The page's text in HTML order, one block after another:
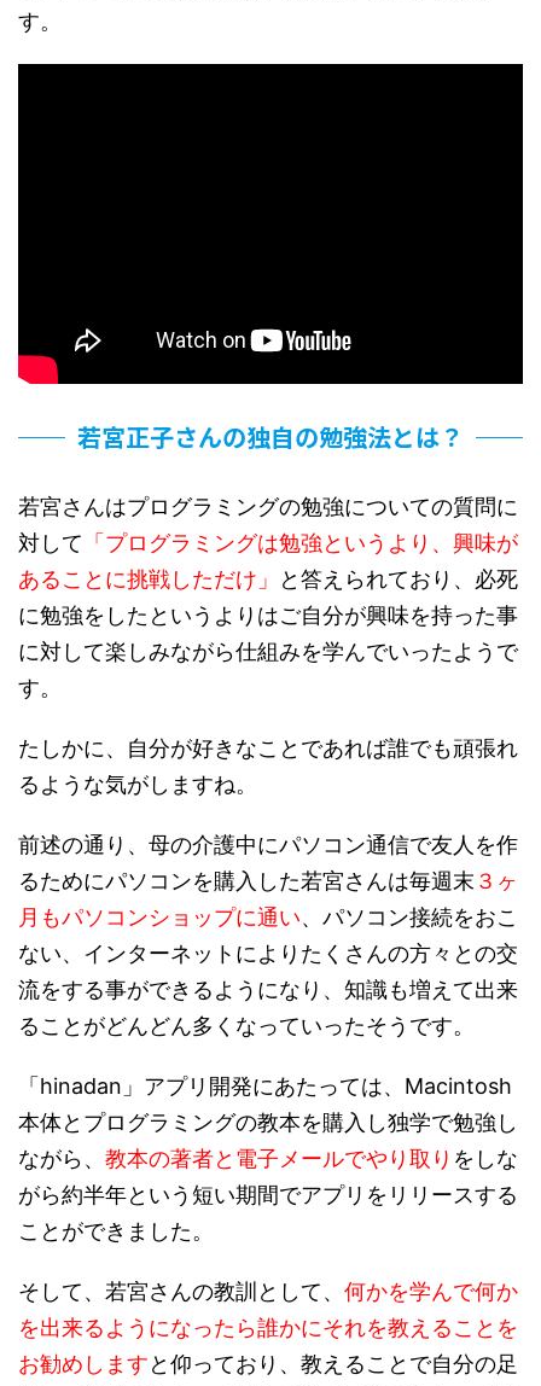
す。
若宮正子さんの独自の勉強法とは？
若宮さんはプログラミングの勉強についての質問に
対して 「プログラミングは勉強というより、興味が
あることに挑戦しただけ」
と答えられており、必死
に勉強をしたというよりはご自分が興味を持った事
に対して楽しみながら仕組みを学んでいったようで
す。
たしかに、自分が好きなことであれば誰でも頑張れ
るような気がしますね。
前述の通り、母の介護中にパソコン通信で友人を作
るためにパソコンを購入した若宮さんは毎週末 ３ヶ
月もパソコンショップに通い、パソコン接続をおこ
ない、インターネットによりたくさんの方々との交
流をする事ができるようになり、知識も増えて出来
ることがどんどん多くなっていったそうです。
「hinadan」アプリ開発にあたっては、Macintosh
本体とプログラミングの教本を購入し独学で勉強し
ながら、 教本の著者と電子メールでやり取り をしな
がら約半年という短い期間でアプリをリリースする
ことができました。
そして、若宮さんの教訓として、 何かを学んで何か
を出来るようになったら誰かにそれを教えることを
お勧めしますと仰っており、教えることで自分の足